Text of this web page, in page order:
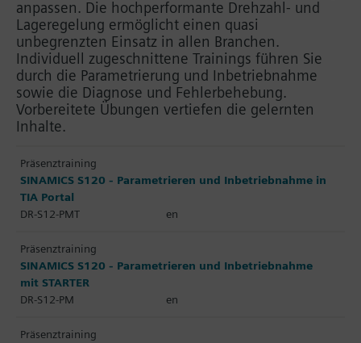
anpassen. Die hochperformante Drehzahl- und
Lageregelung ermöglicht einen quasi
unbegrenzten Einsatz in allen Branchen.
Individuell zugeschnittene Trainings führen Sie
durch die Parametrierung und Inbetriebnahme
sowie die Diagnose und Fehlerbehebung.
Vorbereitete Übungen vertiefen die gelernten
Inhalte.
Präsenztraining
SINAMICS S120 - Parametrieren und Inbetriebnahme in
TIA Portal
DR-S12-PMT
en
Präsenztraining
SINAMICS S120 - Parametrieren und Inbetriebnahme
mit STARTER
DR-S12-PM
en
Präsenztraining